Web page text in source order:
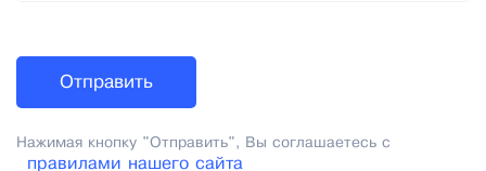
Нажимая кнопку "Отправить", Вы соглашаетесь с
правилами нашего сайта